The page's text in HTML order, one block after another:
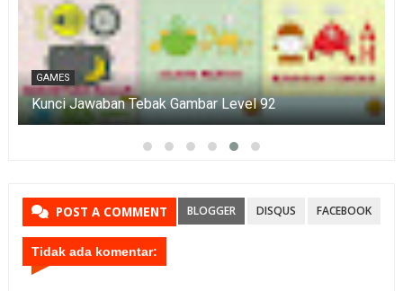
GAMES
Kunci Jawaban Tebak Gambar Level 92
POST A COMMENT BLOGGER DISQUS FACEBOOK
Tidak ada komentar: